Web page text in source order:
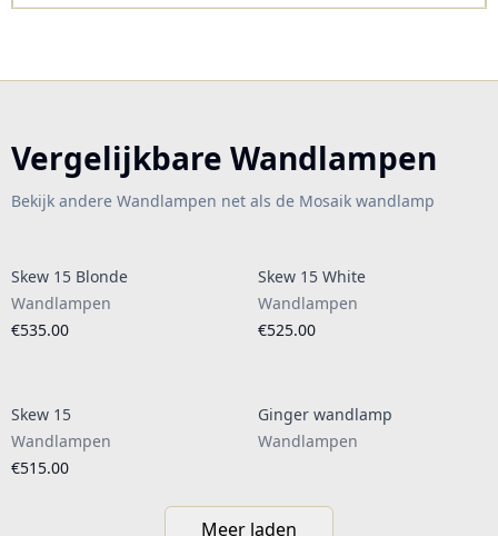
Vergelijkbare Wandlampen
Bekijk andere Wandlampen net als de Mosaik wandlamp
Skew 15 Blonde
Wandlampen
€535.00
Skew 15 White
Wandlampen
€525.00
Skew 15
Wandlampen
€515.00
Ginger wandlamp
Wandlampen
Meer laden